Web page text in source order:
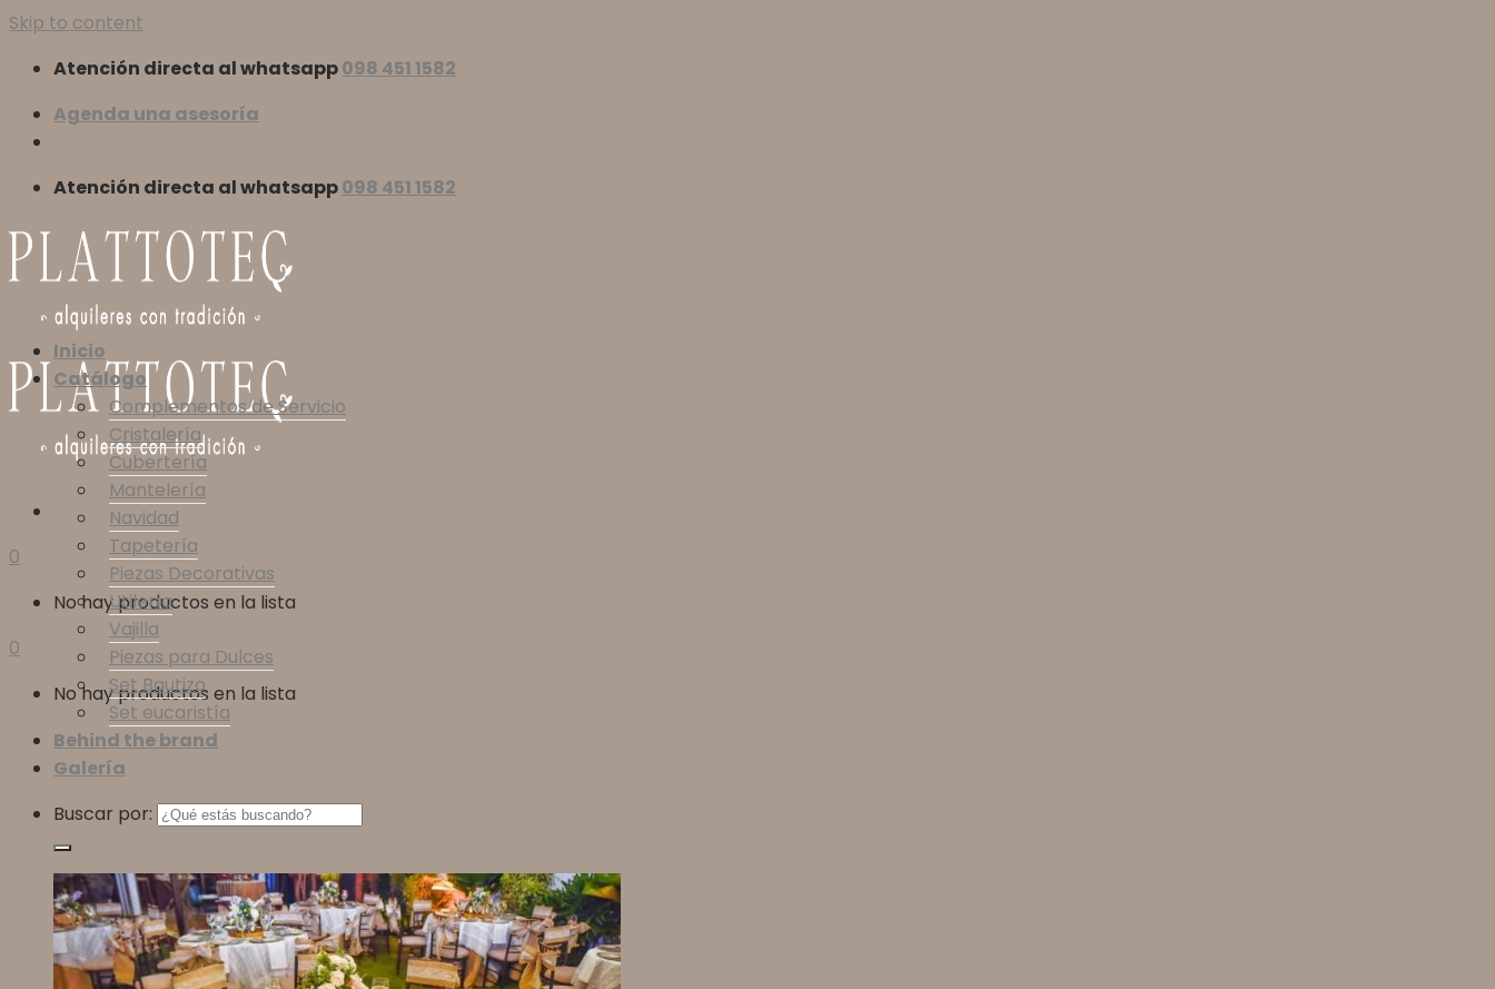
Skip to content
Atención directa al whatsapp098 451 1582
Agenda una asesoría
Atención directa al whatsapp098 451 1582
0
No hay productos en la lista
0
No hay productos en la lista
Inicio
Catálogo
Complementos de Servicio
Cristalería
Cubertería
Mantelería
Navidad
Tapetería
Piezas Decorativas
Utilería
Vajilla
Piezas para Dulces
Set Bautizo
Set eucaristía
Behind the brand
Galería
Buscar por: